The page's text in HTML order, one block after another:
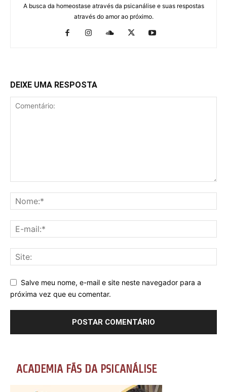
A busca da homeostase através da psicanálise e suas respostas
através do amor ao próximo.
DEIXE UMA RESPOSTA
Salve meu nome, e-mail e site neste navegador para a
próxima vez que eu comentar.
ACADEMIA FÃS DA PSICANÁLISE